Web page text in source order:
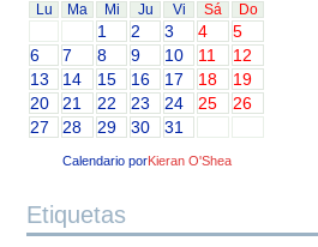
Lu Ma Mi Ju Vi Sá Do
1 2 3 4
5
6
7 8 9 10 11
12
13
14 15 16 17 18
19
20
21 22 23 24 25
26
27
28 29 30 31
Calendario porKieran O'Shea
Etiquetas